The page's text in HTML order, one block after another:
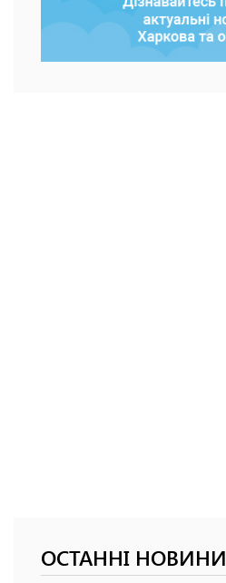
ОСТАННІ НОВИНИ